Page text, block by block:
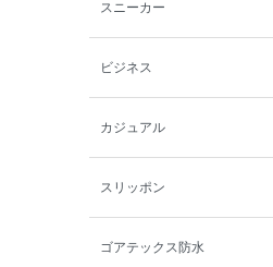
スニーカー
ビジネス
カジュアル
スリッポン
ゴアテックス防水